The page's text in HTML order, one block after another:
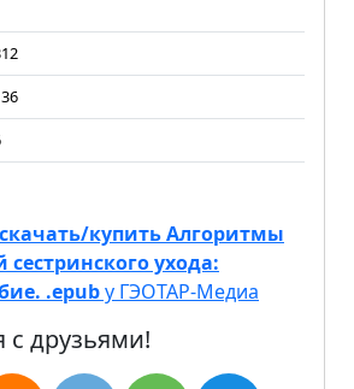
скачать/купить Алгоритмы
ухода:
.epubу ГЭОТАР-Медиа
с друзьями!